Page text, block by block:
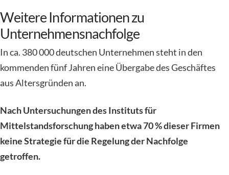
Weitere Informationen zu
Unternehmensnachfolge
In ca. 380 000 deutschen Unternehmen steht in den
kommenden fünf Jahren eine Übergabe des Geschäftes
aus Altersgründen an.
Nach Untersuchungen des Instituts für
Mittelstandsforschung haben etwa 70 % dieser Firmen
keine Strategie für die Regelung der Nachfolge
getroffen.